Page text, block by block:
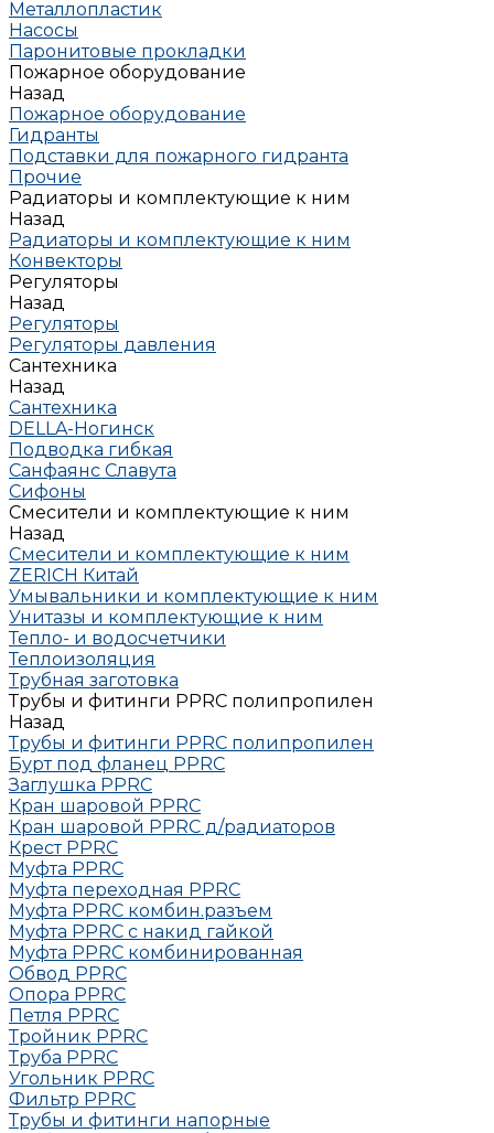
Металлопластик
Насосы
Паронитовые прокладки
Пожарное оборудование
Назад
Пожарное оборудование
Гидранты
Подставки для пожарного гидранта
Прочие
Радиаторы и комплектующие к ним
Назад
Радиаторы и комплектующие к ним
Конвекторы
Регуляторы
Назад
Регуляторы
Регуляторы давления
Сантехника
Назад
Сантехника
DELLA-Ногинск
Подводка гибкая
Санфаянс Славута
Сифоны
Смесители и комплектующие к ним
Назад
Смесители и комплектующие к ним
ZERICH Китай
Умывальники и комплектующие к ним
Унитазы и комплектующие к ним
Тепло- и водосчетчики
Теплоизоляция
Трубная заготовка
Трубы и фитинги PPRC полипропилен
Назад
Трубы и фитинги PPRC полипропилен
Бурт под фланец РРRC
Заглушка РРRC
Кран шаровой PPRC
Кран шаровой PPRC д/радиаторов
Крест PPRC
Муфта PPRC
Муфта переходная PPRC
Муфта РРRC комбин.разъем
Муфта PPRC с накид гайкой
Муфта РРRC комбинированная
Обвод РРRC
Опора РРRC
Петля РРRC
Тройник РРRC
Труба РРRC
Угольник РРRC
Фильтр PPRC
Трубы и фитинги напорные